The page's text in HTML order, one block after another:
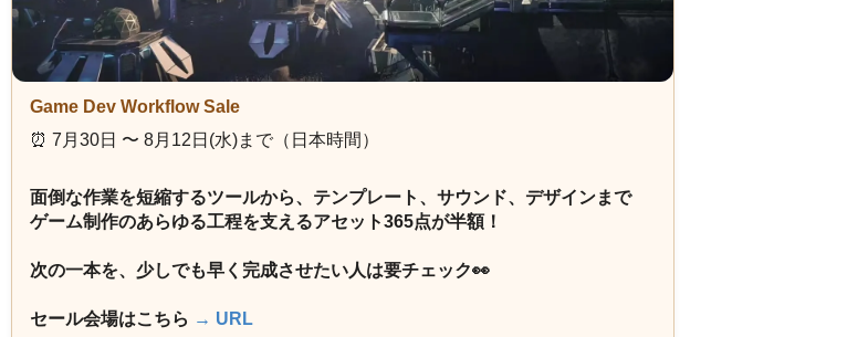
Game Dev Workflow Sale
⏰️ 7月30日 〜 8月12日(水)まで（日本時間）
面倒な作業を短縮するツールから、テンプレート、サウンド、デザインまで
ゲーム制作のあらゆる工程を支えるアセット365点が半額！
次の一本を、少しでも早く完成させたい人は要チェック👀
セール会場はこちら → URL